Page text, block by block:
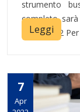
strumento
completo
Aprile 2022
Leggi
7
Apr